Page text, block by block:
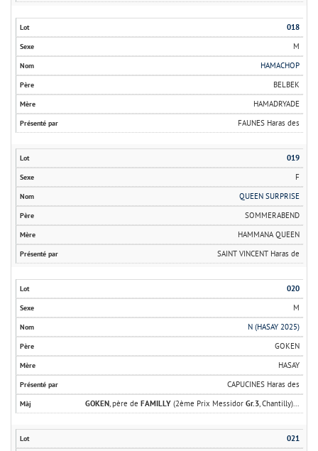
018
M
HAMACHOP
BELBEK
HAMADRYADE
FAUNES Haras des
019
F
QUEEN SURPRISE
SOMMERABEND
HAMMANA QUEEN
SAINT VINCENT Haras de
020
M
N (HASAY 2025)
GOKEN
HASAY
CAPUCINES Haras des
GOKEN , père deFAMILLY (2ème Prix MessidorGr.3 , Chantilly)...
021